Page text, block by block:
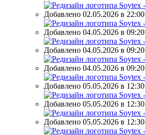
Добавлено 02.05.2026 в 22:00
Добавлено 04.05.2026 в 09:20
Добавлено 04.05.2026 в 09:20
Добавлено 04.05.2026 в 09:20
Добавлено 05.05.2026 в 12:30
Добавлено 05.05.2026 в 12:30
Добавлено 05.05.2026 в 12:30